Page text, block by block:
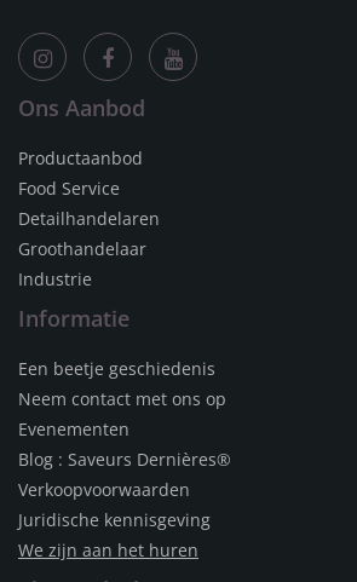
Ons Aanbod
Productaanbod
Food Service
Detailhandelaren
Groothandelaar
Industrie
Informatie
Een beetje geschiedenis
Neem contact met ons op
Evenementen
Blog : Saveurs Dernières®
Verkoopvoorwaarden
Juridische kennisgeving
We zijn aan het huren